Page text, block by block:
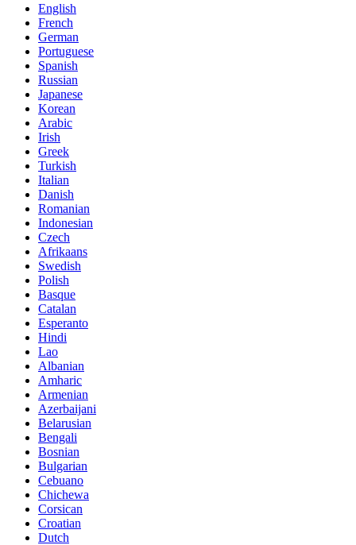
English
French
German
Portuguese
Spanish
Russian
Japanese
Korean
Arabic
Irish
Greek
Turkish
Italian
Danish
Romanian
Indonesian
Czech
Afrikaans
Swedish
Polish
Basque
Catalan
Esperanto
Hindi
Lao
Albanian
Amharic
Armenian
Azerbaijani
Belarusian
Bengali
Bosnian
Bulgarian
Cebuano
Chichewa
Corsican
Croatian
Dutch